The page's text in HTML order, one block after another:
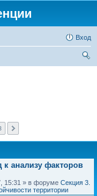
Вход
к анализу факторов
15:31 » в форуме Секция 3.
территории